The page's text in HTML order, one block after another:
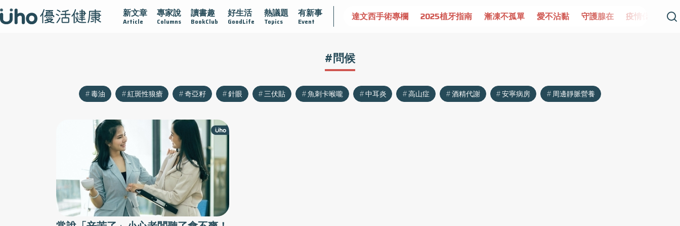
新文章
Article
專家說
Columns
讀書趣
BookClub
好生活
GoodLife
熱議題
Topics
有新事
Event
黏 守護腺在 疫情保衛戰 再生醫學 愛的未來視 認識攝護腺肥大 守護骨骼健康 達文西手術專欄 2025植牙指南 漸凍不孤單 愛不沾黏 守護腺在 疫情保衛戰
#問候
毒油 紅斑性狼瘡 奇亞籽 針眼 三伏貼 魚刺卡喉嚨 中耳炎 高山症 酒精代謝 安寧病房 周邊靜脈營養